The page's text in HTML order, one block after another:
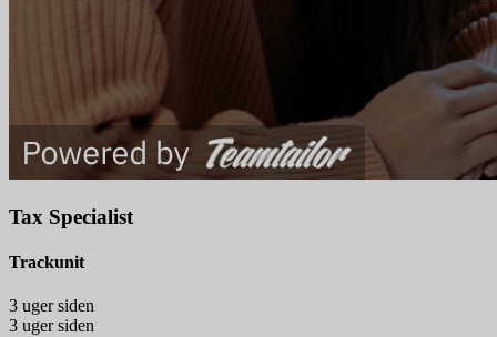
Tax Specialist
Trackunit
3 uger siden
3 uger siden